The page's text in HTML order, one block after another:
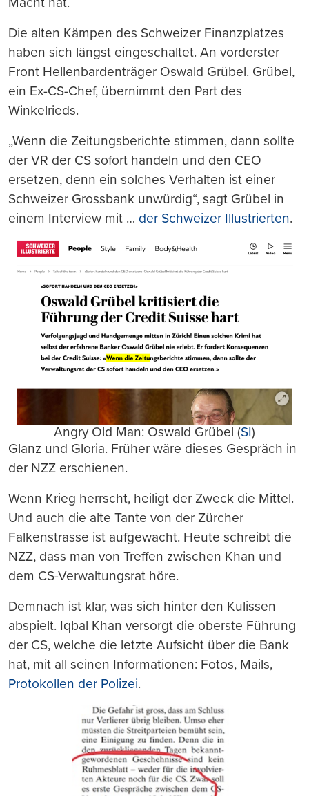
Die alten Kämpen des Schweizer Finanzplatzes
haben sich längst eingeschaltet. An vorderster
Front Hellenbardenträger Oswald Grübel. Grübel,
ein Ex-CS-Chef, übernimmt den Part des
Winkelrieds.
„Wenn die Zeitungsberichte stimmen, dann sollte
der VR der CS sofort handeln und den CEO
ersetzen, denn ein solches Verhalten ist einer
Schweizer Grossbank unwürdig“, sagt Grübel in
einem Interview mit … der Schweizer Illustrierten.
Angry Old Man: Oswald Grübel (SI)
Glanz und Gloria. Früher wäre dieses Gespräch in
der NZZ erschienen.
Wenn Krieg herrscht, heiligt der Zweck die Mittel.
Und auch die alte Tante von der Zürcher
Falkenstrasse ist aufgewacht. Heute schreibt die
NZZ, dass man von Treffen zwischen Khan und
dem CS-Verwaltungsrat höre.
Demnach ist klar, was sich hinter den Kulissen
abspielt. Iqbal Khan versorgt die oberste Führung
der CS, welche die letzte Aufsicht über die Bank
hat, mit all seinen Informationen: Fotos, Mails,
Protokollen der Polizei.